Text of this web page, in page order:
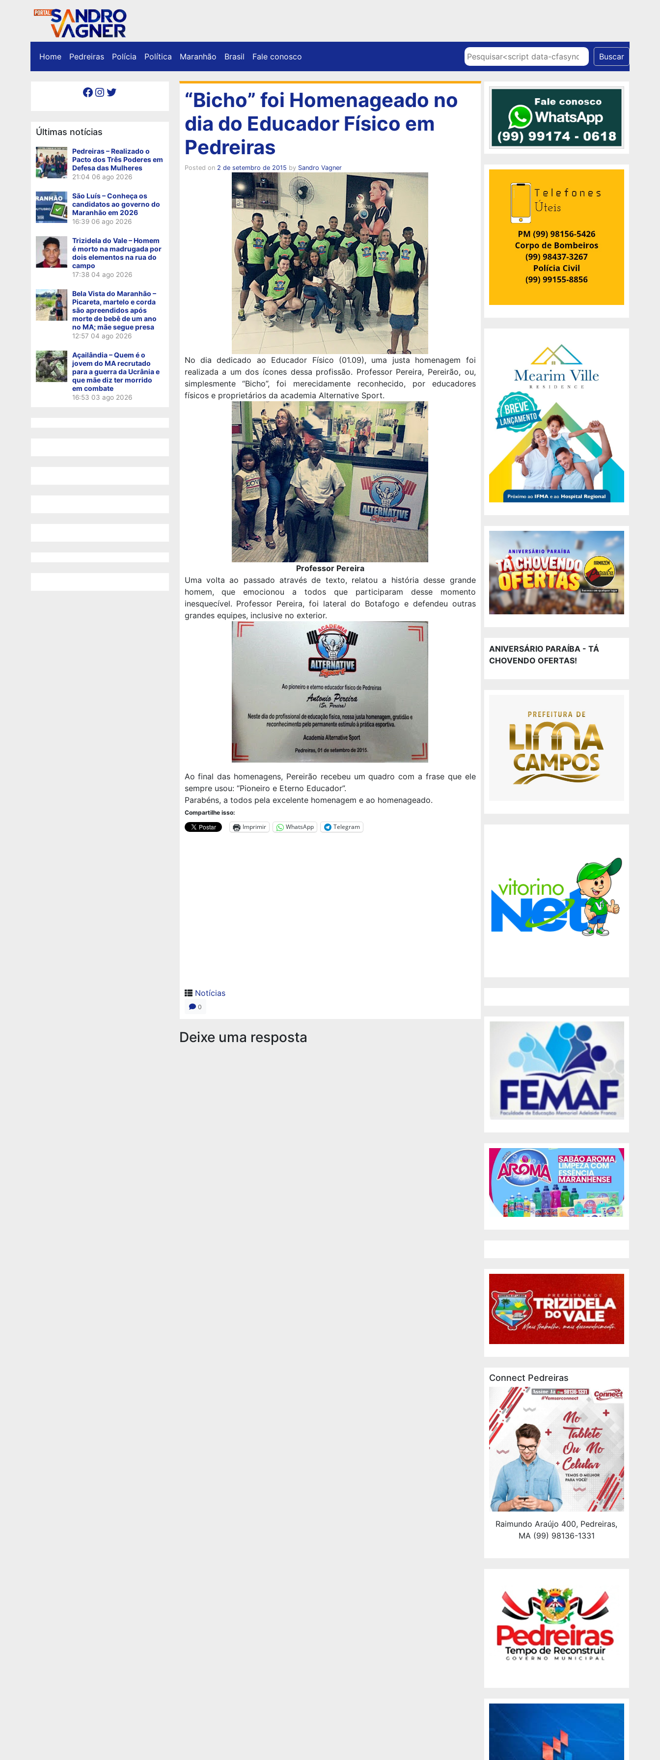
Home Pedreiras Polícia Política Maranhão Brasil Fale conosco Pesquisar Buscar
Facebook Instagram Twitter
Últimas notícias
Pedreiras – Realizado o
Pacto dos Três Poderes em
Defesa das Mulheres
21:04 06 ago 2026
São Luís – Conheça os
candidatos ao governo do
Maranhão em 2026
16:39 06 ago 2026
Trizidela do Vale – Homem
é morto na madrugada por
dois elementos na rua do
campo
17:38 04 ago 2026
Bela Vista do Maranhão –
Picareta, martelo e corda
são apreendidos após
morte de bebê de um ano
no MA; mãe segue presa
12:57 04 ago 2026
Açailândia – Quem é o
jovem do MA recrutado
para a guerra da Ucrânia e
que mãe diz ter morrido
em combate
16:53 03 ago 2026
“Bicho” foi Homenageado no
dia do Educador Físico em
Pedreiras
Posted on 2 de setembro de 2015 by Sandro Vagner
No dia dedicado ao Educador Físico (01.09), uma justa homenagem foi
realizada a um dos ícones dessa profissão. Professor Pereira, Pereirão, ou,
simplesmente “Bicho”, foi merecidamente reconhecido, por educadores
físicos e proprietários da academia Alternative Sport.
Professor Pereira
Uma volta ao passado através de texto, relatou a história desse grande
homem, que emocionou a todos que participaram desse momento
inesquecível. Professor Pereira, foi lateral do Botafogo e defendeu outras
grandes equipes, inclusive no exterior.
Ao final das homenagens, Pereirão recebeu um quadro com a frase que ele
sempre usou: “Pioneiro e Eterno Educador”.
Parabéns, a todos pela excelente homenagem e ao homenageado.
Compartilhe isso:
Imprimir WhatsApp Telegram
Notícias
0
Deixe uma resposta
ANIVERSÁRIO PARAÍBA - TÁ
CHOVENDO OFERTAS!
Connect Pedreiras
Raimundo Araújo 400, Pedreiras,
MA (99) 98136-1331